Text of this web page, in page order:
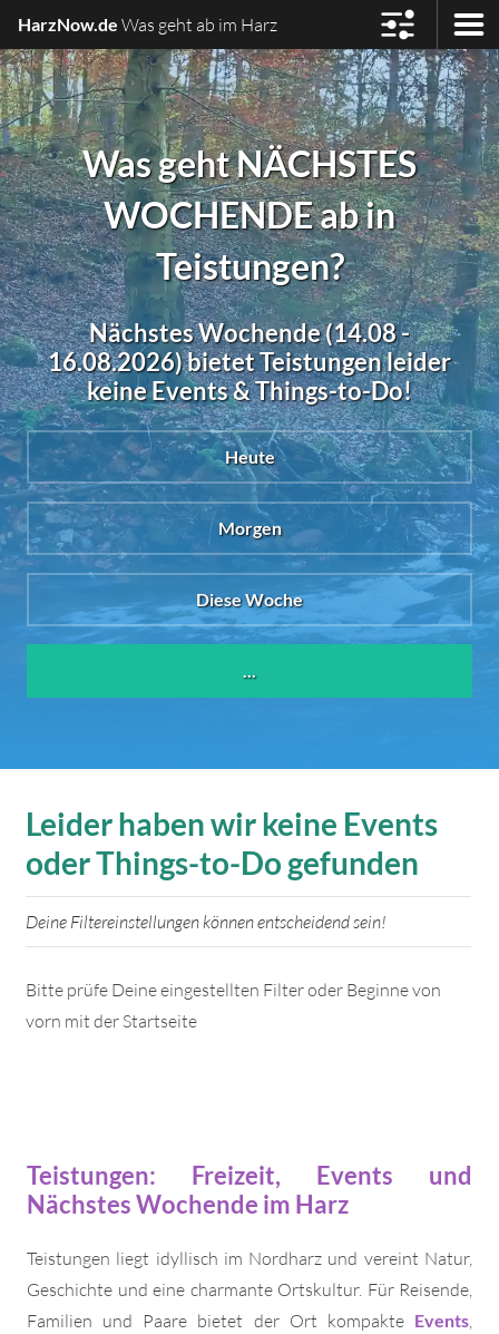
HarzNow.de Was geht ab im Harz
Was geht NÄCHSTES
WOCHENDE ab in
Teistungen?
Nächstes Wochende (14.08 -
16.08.2026) bietet Teistungen leider
keine Events & Things-to-Do!
Heute
Morgen
Diese Woche
Leider haben wir keine Events
oder Things-to-Do gefunden
Deine Filtereinstellungen können entscheidend sein!
Bitte prüfe Deine eingestellten Filter oder Beginne von
vorn mit der Startseite
Teistungen: Freizeit, Events und
Nächstes Wochende im Harz
Teistungen liegt idyllisch im Nordharz und vereint Natur,
Geschichte und eine charmante Ortskultur. Für Reisende,
Familien und Paare bietet der Ort kompakte Events,